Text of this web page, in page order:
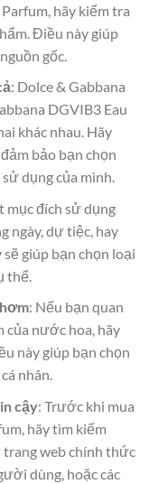
hãy kiểm tra
Điều này giúp
gốc.
: Dolce & Gabbana
DGVIB3 Eau
khác nhau. Hãy
bảo bạn chọn
dụng của mình.
mục đích sử dụng
ngày, dự tiệc, hay
giúp bạn chọn loại
thể.
: Nếu bạn quan
nước hoa, hãy
này giúp bạn chọn
nhân.
cậy: Trước khi mua
hãy tìm kiếm
web chính thức
dùng, hoặc các